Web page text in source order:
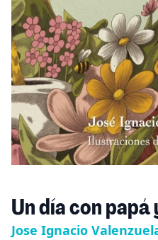
Un día con papá
Jose Ignacio